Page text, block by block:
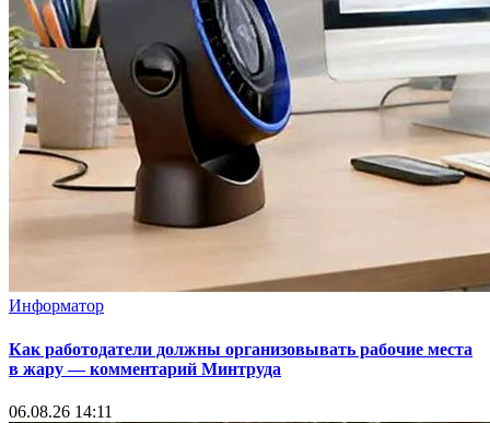
Информатор
Как работодатели должны организовывать рабочие места
в жару — комментарий Минтруда
06.08.26 14:11